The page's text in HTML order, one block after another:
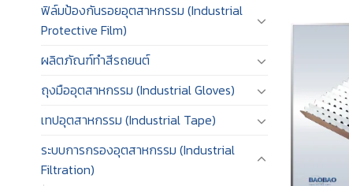
ฟิล์มป้องกันรอยอุตสาหกรรม (Industrial
Protective Film)
ผลิตภัณฑ์ทำสีรถยนต์
ถุงมืออุตสาหกรรม (Industrial Gloves)
เทปอุตสาหกรรม (Industrial Tape)
ระบบการกรองอุตสาหกรรม (Industrial
Filtration)